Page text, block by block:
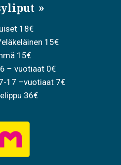
18€
15€
15€
– vuotiaat 0€
17 –vuotiaat 7€
36€